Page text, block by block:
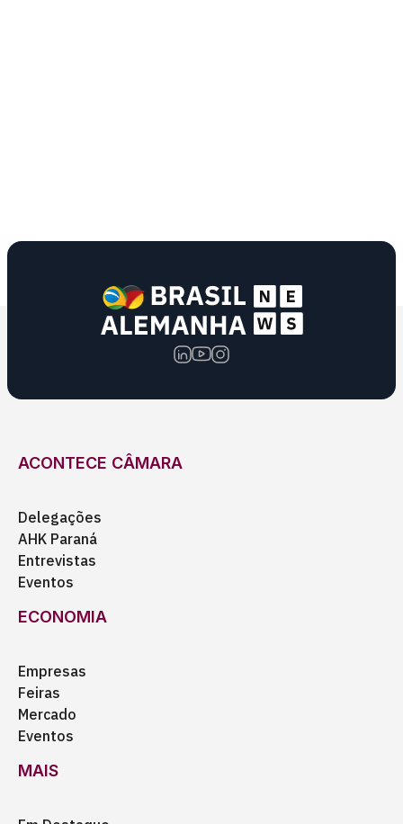
ACONTECE CÂMARA
Delegações
AHK Paraná
Entrevistas
Eventos
ECONOMIA
Empresas
Feiras
Mercado
Eventos
MAIS